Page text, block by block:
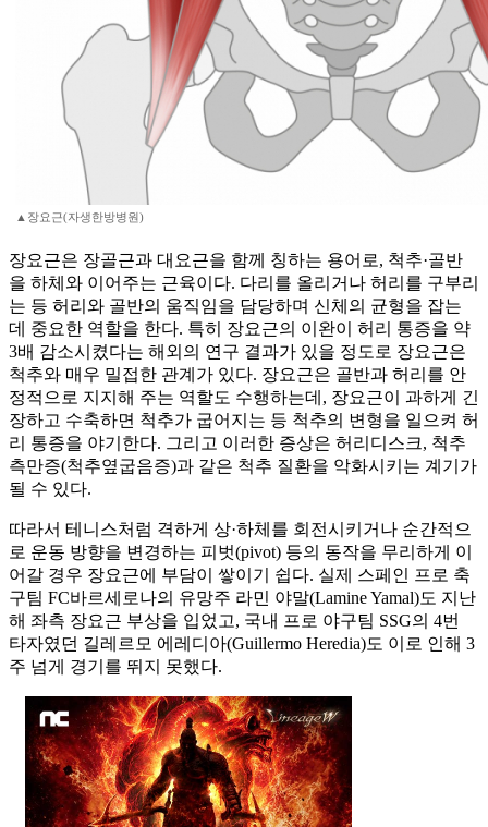
▲장요근(자생한방병원)
장요근은 장골근과 대요근을 함께 칭하는 용어로, 척추·골반
을 하체와 이어주는 근육이다. 다리를 올리거나 허리를 구부리
는 등 허리와 골반의 움직임을 담당하며 신체의 균형을 잡는
데 중요한 역할을 한다. 특히 장요근의 이완이 허리 통증을 약
3배 감소시켰다는 해외의 연구 결과가 있을 정도로 장요근은
척추와 매우 밀접한 관계가 있다. 장요근은 골반과 허리를 안
정적으로 지지해 주는 역할도 수행하는데, 장요근이 과하게 긴
장하고 수축하면 척추가 굽어지는 등 척추의 변형을 일으켜 허
리 통증을 야기한다. 그리고 이러한 증상은 허리디스크, 척추
측만증(척추옆굽음증)과 같은 척추 질환을 악화시키는 계기가
될 수 있다.
따라서 테니스처럼 격하게 상·하체를 회전시키거나 순간적으
로 운동 방향을 변경하는 피벗(pivot) 등의 동작을 무리하게 이
어갈 경우 장요근에 부담이 쌓이기 쉽다. 실제 스페인 프로 축
구팀 FC바르세로나의 유망주 라민 야말(Lamine Yamal)도 지난
해 좌측 장요근 부상을 입었고, 국내 프로 야구팀 SSG의 4번
타자였던 길레르모 에레디아(Guillermo Heredia)도 이로 인해 3
주 넘게 경기를 뛰지 못했다.